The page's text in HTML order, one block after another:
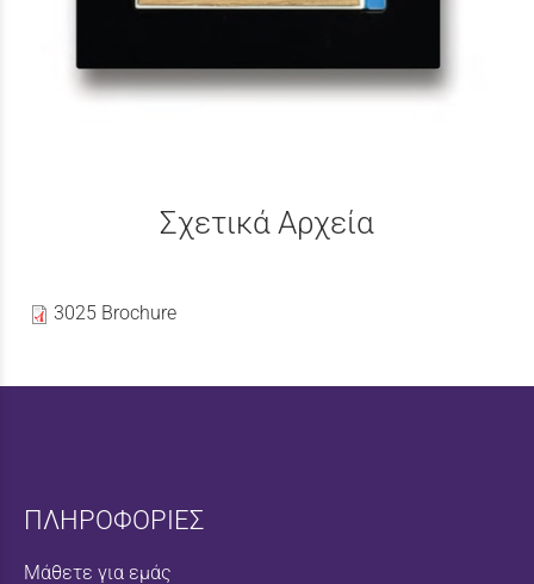
Σχετικά Αρχεία
3025 Brochure
ΠΛΗΡΟΦΟΡΙΕΣ
Μάθετε για εμάς